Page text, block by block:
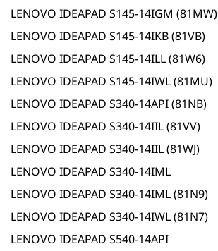
LENOVO IDEAPAD S145-14IGM (81MW)
LENOVO IDEAPAD S145-14IKB (81VB)
LENOVO IDEAPAD S145-14ILL (81W6)
LENOVO IDEAPAD S145-14IWL (81MU)
LENOVO IDEAPAD S340-14API (81NB)
LENOVO IDEAPAD S340-14IIL (81VV)
LENOVO IDEAPAD S340-14IIL (81WJ)
LENOVO IDEAPAD S340-14IML
LENOVO IDEAPAD S340-14IML (81N9)
LENOVO IDEAPAD S340-14IWL (81N7)
LENOVO IDEAPAD S540-14API